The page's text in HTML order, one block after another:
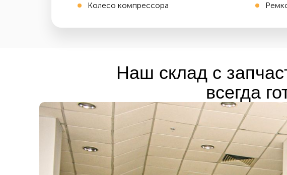
Колесо компрессора
Наш склад с
всегда